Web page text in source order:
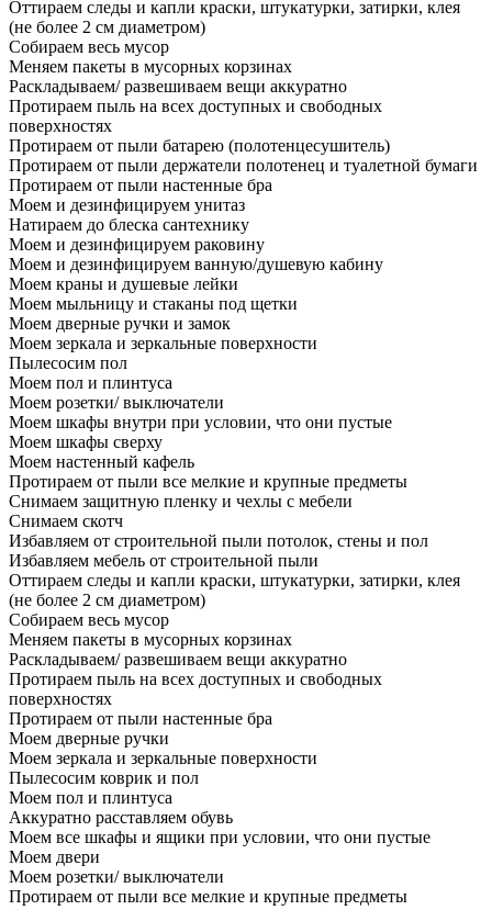
Оттираем следы и капли краски, штукатурки, затирки, клея
(не более 2 см диаметром)
Собираем весь мусор
Меняем пакеты в мусорных корзинах
Раскладываем/ развешиваем вещи аккуратно
Протираем пыль на всех доступных и свободных
поверхностях
Протираем от пыли батарею (полотенцесушитель)
Протираем от пыли держатели полотенец и туалетной бумаги
Протираем от пыли настенные бра
Моем и дезинфицируем унитаз
Натираем до блеска сантехнику
Моем и дезинфицируем раковину
Моем и дезинфицируем ванную/душевую кабину
Моем краны и душевые лейки
Моем мыльницу и стаканы под щетки
Моем дверные ручки и замок
Моем зеркала и зеркальные поверхности
Пылесосим пол
Моем пол и плинтуса
Моем розетки/ выключатели
Моем шкафы внутри при условии, что они пустые
Моем шкафы сверху
Моем настенный кафель
Протираем от пыли все мелкие и крупные предметы
Снимаем защитную пленку и чехлы с мебели
Снимаем скотч
Избавляем от строительной пыли потолок, стены и пол
Избавляем мебель от строительной пыли
Оттираем следы и капли краски, штукатурки, затирки, клея
(не более 2 см диаметром)
Собираем весь мусор
Меняем пакеты в мусорных корзинах
Раскладываем/ развешиваем вещи аккуратно
Протираем пыль на всех доступных и свободных
поверхностях
Протираем от пыли настенные бра
Моем дверные ручки
Моем зеркала и зеркальные поверхности
Пылесосим коврик и пол
Моем пол и плинтуса
Аккуратно расставляем обувь
Моем все шкафы и ящики при условии, что они пустые
Моем двери
Моем розетки/ выключатели
Протираем от пыли все мелкие и крупные предметы